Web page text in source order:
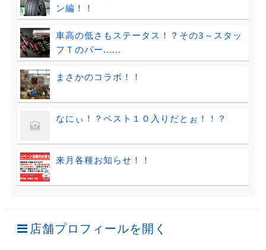
ン編！！
車高の低さもステータス！？その3～スタッ
フＴのパー......
まさかのコラボ！！
なにぃ！？ベスト１０入りだとぉ！！？
来月各種お知らせ！！
店舗プロフィールを開く